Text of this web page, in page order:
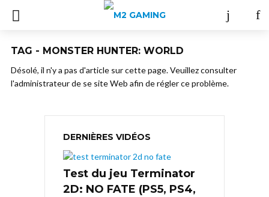
TAG - MONSTER HUNTER: WORLD
Désolé, il n'y a pas d'article sur cette page. Veuillez consulter
l'administrateur de se site Web afin de régler ce problème.
DERNIÈRES VIDÉOS
Test du jeu Terminator
2D: NO FATE (PS5, PS4,